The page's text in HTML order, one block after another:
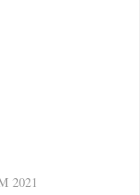
2021